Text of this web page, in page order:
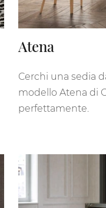
Atena
Cerchi una sedia
modello Atena di
perfettamente.